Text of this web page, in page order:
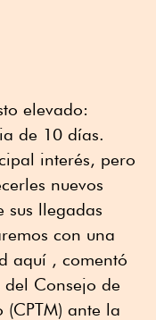
elevado:
de 10 días.
interés, pero
nuevos
sus llegadas
con una
aquí , comentó
Consejo de
(CPTM) ante la